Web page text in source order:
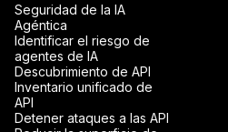
Seguridad de la IA
Agéntica
Identificar el riesgo de
agentes de IA
Descubrimiento de API
Inventario unificado de
API
Detener ataques a las API